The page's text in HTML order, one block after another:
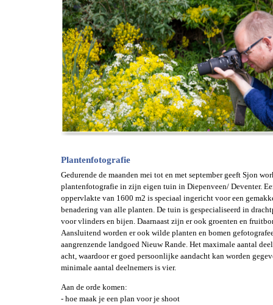
Plantenfotografie
Gedurende de maanden mei tot en met september geeft Sjon
plantenfotografie in zijn eigen tuin in Diepenveen/ Deventer.
oppervlakte van 1600 m2 is speciaal ingericht voor een
benadering van alle planten. De tuin is gespecialiseerd in
voor vlinders en bijen. Daarnaast zijn er ook groenten en
Aansluitend worden er ook wilde planten en bomen
aangrenzende landgoed Nieuw Rande. Het maximale aantal
acht, waardoor er goed persoonlijke aandacht kan worden
minimale aantal deelnemers is vier.
Aan de orde komen:
- hoe maak je een plan voor je shoot